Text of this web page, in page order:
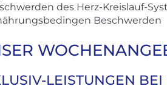
des Herz-Kreislauf-
Beschwerden
LEISTUNGEN